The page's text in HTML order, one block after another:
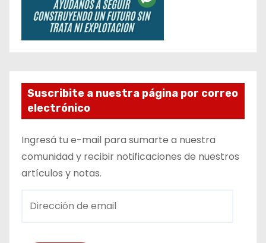
Suscribite a nuestra página por correo
electrónico
Ingresá tu e-mail para sumarte a nuestra
comunidad y recibir notificaciones de nuestros
artículos y notas.